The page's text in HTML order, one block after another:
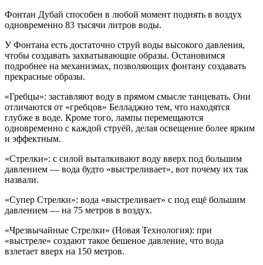
Фонтан Дубай способен в любой момент поднять в воздух
одновременно 83 тысячи литров воды.
У Фонтана есть достаточно струй воды высокого давления,
чтобы создавать захватывающие образы. Остановимся
подробнее на механизмах, позволяющих фонтану создавать
прекрасные образы.
«Гребцы»: заставляют воду в прямом смысле танцевать. Они
отличаются от «гребцов» Белладжио тем, что находятся
глубже в воде. Кроме того, лампы перемещаются
одновременно с каждой струёй, делая освещение более ярким
и эффектным.
«Стрелки»: с силой выталкивают воду вверх под большим
давлением — вода будто «выстреливает», вот почему их так
назвали.
«Супер Стрелки»: вода «выстреливает» с под ещё большим
давлением — на 75 метров в воздух.
«Чрезвычайные Стрелки» (Новая Технология): при
«выстреле» создают такое бешеное давление, что вода
взлетает вверх на 150 метров.